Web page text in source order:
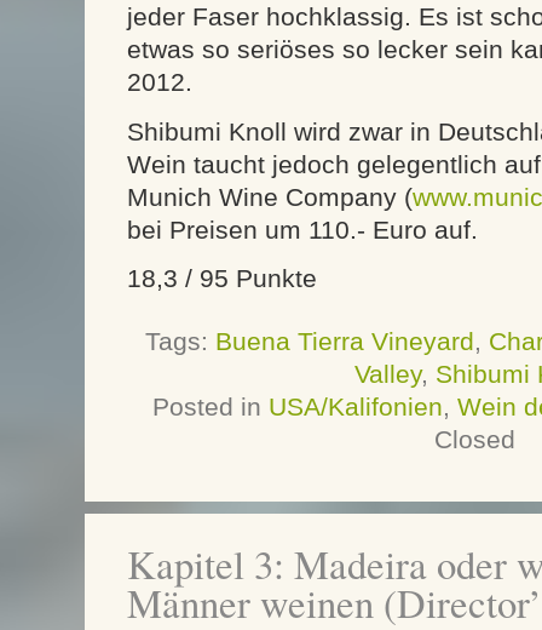
jeder Faser hochklassig. Es ist
etwas so seriöses so lecker sein
2012.
Shibumi Knoll wird zwar in
Wein taucht jedoch gelegentlich
Munich Wine Company (
bei Preisen um 110.- Euro auf.
18,3 / 95 Punkte
Tags: Buena Tierra Vineyard,
Valley, Shibumi
Posted in USA/Kalifonien, Wein
Closed
Kapitel 3: Madeira oder
Männer weinen